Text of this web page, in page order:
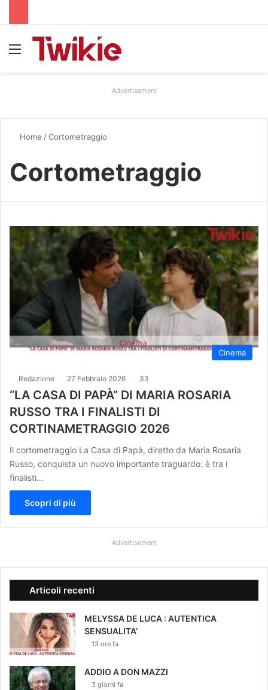
Advertisement
Home /Cortometraggio
Cortometraggio
Cinema
Redazione 27 Febbraio 2026 33
“LA CASA DI PAPÀ” DI MARIA ROSARIA
RUSSO TRA I FINALISTI DI
CORTINAMETRAGGIO 2026
Il cortometraggio La Casa di Papà, diretto da Maria Rosaria
Russo, conquista un nuovo importante traguardo: è tra i
finalisti…
Scopri di più
Advertisement
Articoli recenti
MELYSSA DE LUCA : AUTENTICA
SENSUALITA’
13 ore fa
ADDIO A DON MAZZI
3 giorni fa